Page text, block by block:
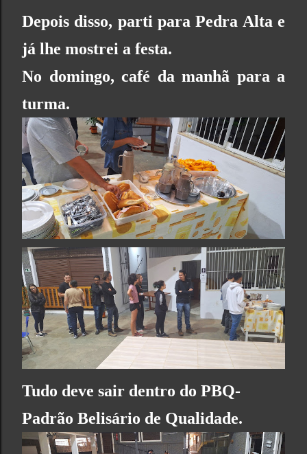
Depois disso, parti para Pedra Alta e
já lhe mostrei a festa.
No domingo, café da manhã para a
turma.
Tudo deve sair dentro do PBQ-
Padrão Belisário de Qualidade.